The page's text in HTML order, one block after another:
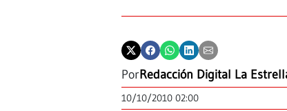
PorRedacción Digital La
10/10/2010 02:00